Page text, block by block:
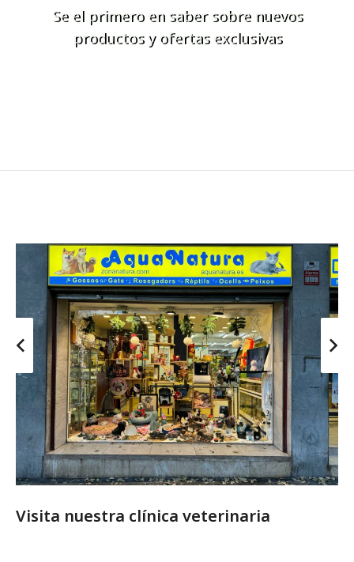
Se el primero en saber sobre nuevos
productos y ofertas exclusivas
Visita nuestra clínica veterinaria